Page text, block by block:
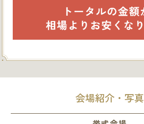
会場紹介・写真